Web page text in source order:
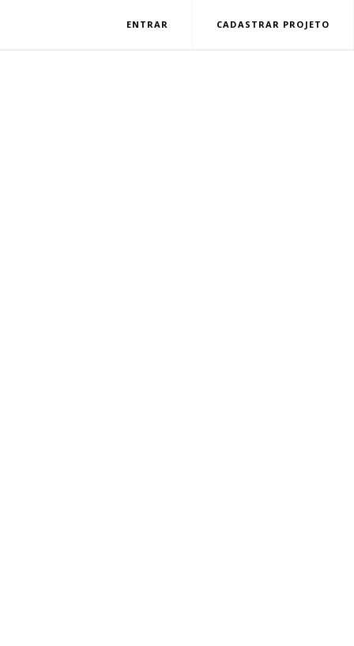
ENTRAR CADASTRAR PROJETO